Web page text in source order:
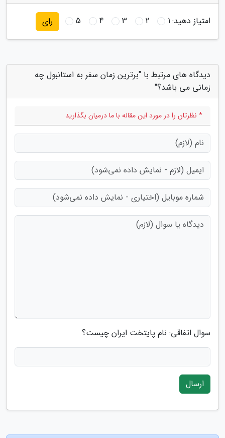
امتیاز دهید:1
2
3
4
5 رای
دیدگاه های مرتبط با "برترین زمان سفر به استانبول چه
زمانی می باشد؟"
* نظرتان را در مورد این مقاله با ما درمیان بگذارید
سوال اتفاقی: نام پایتخت ایران چیست؟
ارسال